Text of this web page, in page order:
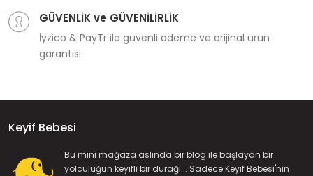
GÜVENLİK ve GÜVENİLİRLİK
İyzico & PayTr ile güvenli ödeme ve orijinal ürün
garantisi
Keyif Bebesi
Bu mini mağaza aslında bir blog ile başlayan bir
yolculuğun keyifli bir durağı... Sadece Keyif Bebesi'nin